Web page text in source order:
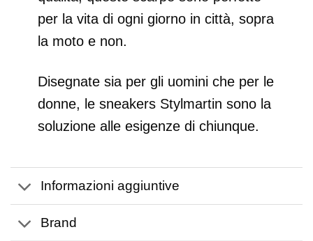
per la vita di ogni giorno in città, sopra
la moto e non.
Disegnate sia per gli uomini che per le
donne, le sneakers Stylmartin sono la
soluzione alle esigenze di chiunque.
Informazioni aggiuntive
Brand